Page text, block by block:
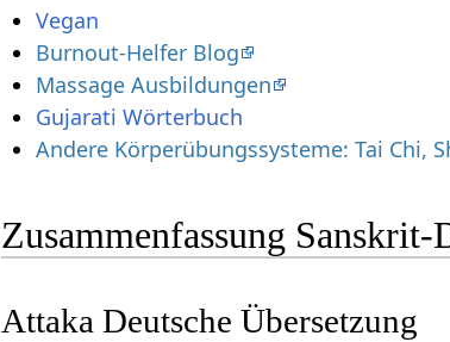
Vegan
Burnout-Helfer Blog
Massage Ausbildungen
Gujarati Wörterbuch
Andere Körperübungssysteme: Tai Chi,
Zusammenfassung Sanskrit-
Attaka Deutsche Übersetzung